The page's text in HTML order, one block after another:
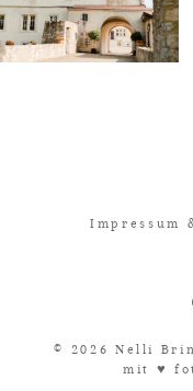
Impressum
© 2026 Nelli
mit ♥︎